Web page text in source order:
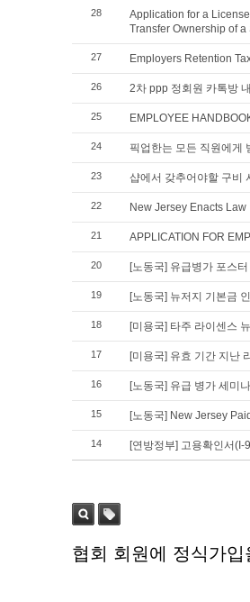
28
Application for a
Transfer Ownership of a
27 Employers Retention
26 2차 ppp 정회원 카톡방
25 EMPLOYEE
24 픽업한는 모든 직원에게
23 샵에서 갖추어야할 구비
22 New Jersey Enacts
21 APPLICATION FOR
20 [노동국] 유급병가 포스
19 [노동국] 뉴저지 기본금
18 [미용국] 타주 라이센스
17 [미용국] 유효 기간 지난
16 [노동국] 유급 병가 세미
15 [노동국] New Jersey
14 [연방정부] 고용확인서(I-
협회 회원에 정식가